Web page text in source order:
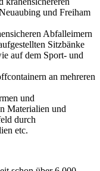
und Freiham
Abfalleimern
Sitzbänke
auf dem Sport- und
an mehreren
und
Materialien und
durch
etc.